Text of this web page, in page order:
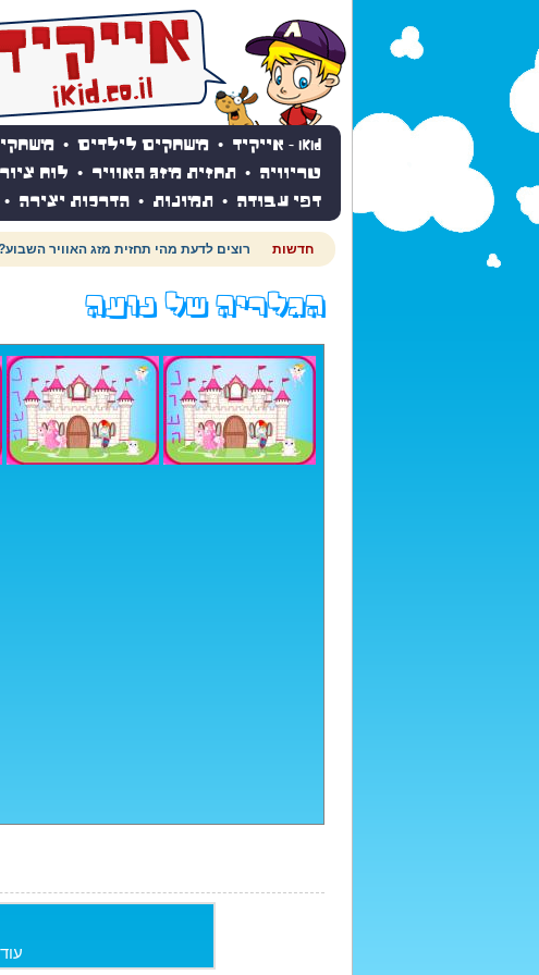
iKid - אייקיד • משחקים לילדים •
טריוויה • תחזית מזג האוויר • לוח ציור
דפי עבודה • תמונות • הדרכות יצירה •
חדשות רוצים לדעת מהי תחזית מזג האוויר
הגלריה של נועה